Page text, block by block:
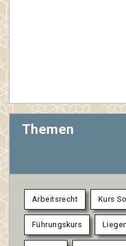
in
Themen
Arbeitsrecht Kurs
Führungskurs